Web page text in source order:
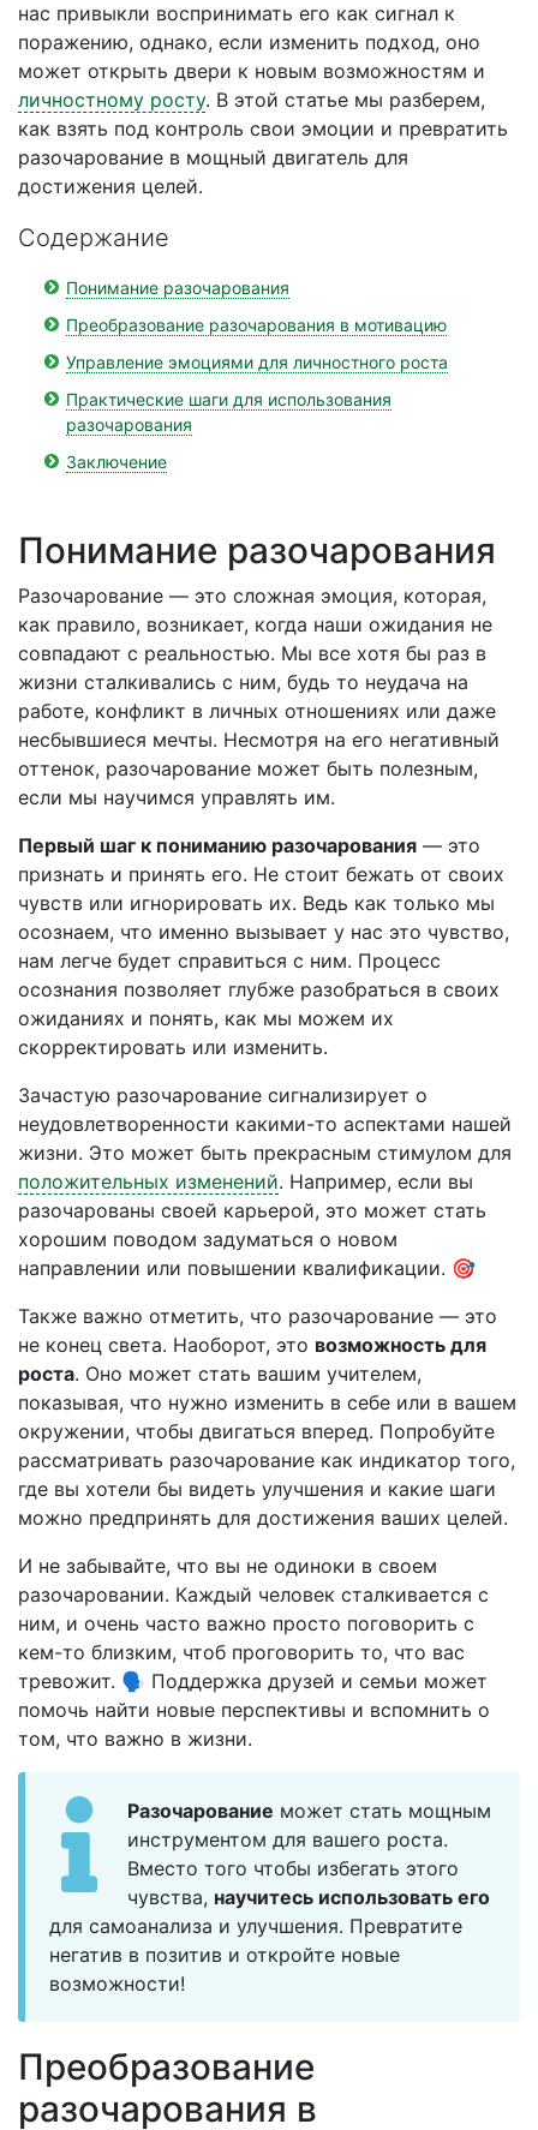
нас привыкли воспринимать его как сигнал к
поражению, однако, если изменить подход, оно
может открыть двери к новым возможностям и
личностному росту. В этой статье мы разберем,
как взять под контроль свои эмоции и превратить
разочарование в мощный двигатель для
достижения целей.
Содержание
Понимание разочарования
Преобразование разочарования в мотивацию
Управление эмоциями для личностного роста
Практические шаги для использования
разочарования
Заключение
Понимание разочарования
Разочарование — это сложная эмоция, которая,
как правило, возникает, когда наши ожидания не
совпадают с реальностью. Мы все хотя бы раз в
жизни сталкивались с ним, будь то неудача на
работе, конфликт в личных отношениях или даже
несбывшиеся мечты. Несмотря на его негативный
оттенок, разочарование может быть полезным,
если мы научимся управлять им.
Первый шаг к пониманию разочарования — это
признать и принять его. Не стоит бежать от своих
чувств или игнорировать их. Ведь как только мы
осознаем, что именно вызывает у нас это чувство,
нам легче будет справиться с ним. Процесс
осознания позволяет глубже разобраться в своих
ожиданиях и понять, как мы можем их
скорректировать или изменить.
Зачастую разочарование сигнализирует о
неудовлетворенности какими-то аспектами нашей
жизни. Это может быть прекрасным стимулом для
положительных изменений. Например, если вы
разочарованы своей карьерой, это может стать
хорошим поводом задуматься о новом
направлении или повышении квалификации. 🎯
Также важно отметить, что разочарование — это
не конец света. Наоборот, это возможность для
роста. Оно может стать вашим учителем,
показывая, что нужно изменить в себе или в вашем
окружении, чтобы двигаться вперед. Попробуйте
рассматривать разочарование как индикатор того,
где вы хотели бы видеть улучшения и какие шаги
можно предпринять для достижения ваших целей.
И не забывайте, что вы не одиноки в своем
разочаровании. Каждый человек сталкивается с
ним, и очень часто важно просто поговорить с
кем-то близким, чтоб проговорить то, что вас
тревожит. 🗣️ Поддержка друзей и семьи может
помочь найти новые перспективы и вспомнить о
том, что важно в жизни.
Разочарование может стать мощным
инструментом для вашего роста.
Вместо того чтобы избегать этого
чувства, научитесь использовать его
для самоанализа и улучшения. Превратите
негатив в позитив и откройте новые
возможности!
Преобразование
разочарования в